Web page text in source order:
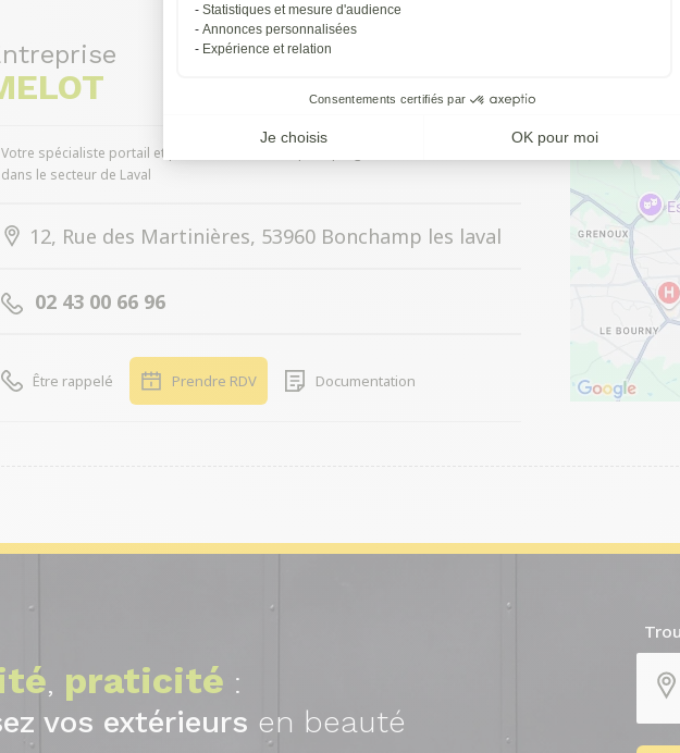
Statistiques et mesure d'audience
Annonces personnalisées
Expérience et relation
Consentements certifiés par
Je choisis OK pour moi
Votre spécialiste portail et portillon, clôture, carport, pergola et store banne
dans le secteur de Laval
12, Rue des Martinières, 53960 Bonchamp les laval
02 43 00 66 96
Être rappelé Prendre RDV Documentation
SITUATION
, praticité :
vos extérieurs en beauté